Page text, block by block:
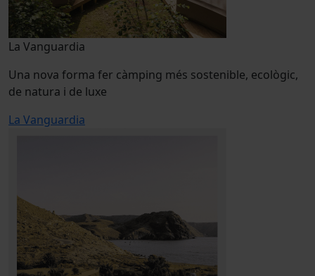
La Vanguardia
Una nova forma fer càmping més sostenible, ecològic,
de natura i de luxe
La Vanguardia